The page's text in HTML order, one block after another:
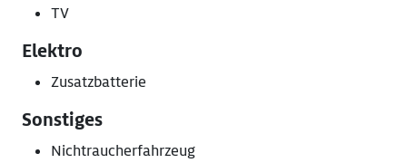
TV
Elektro
Zusatzbatterie
Sonstiges
Nichtraucherfahrzeug